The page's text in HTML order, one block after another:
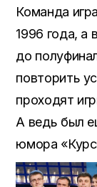
Команда
1996 года,
до
повторить
проходят
А ведь был
юмора